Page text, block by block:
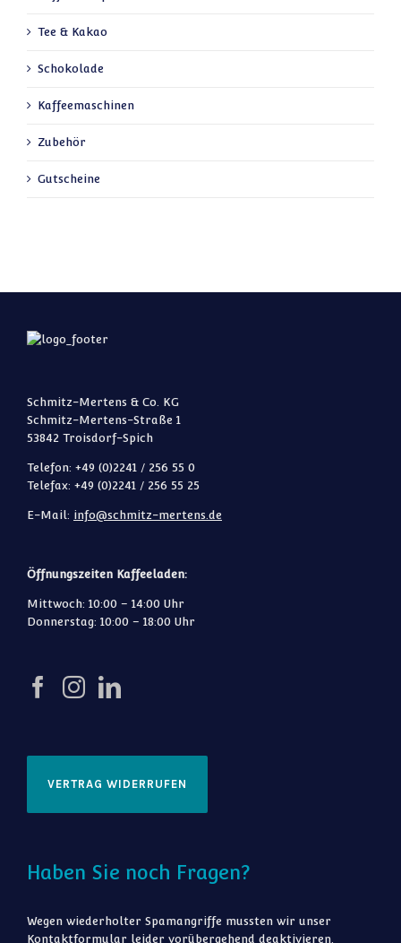
Tee & Kakao
Schokolade
Kaffeemaschinen
Zubehör
Gutscheine
Schmitz-Mertens & Co. KG
Schmitz-Mertens-Straße 1
53842 Troisdorf-Spich
Telefon: +49 (0)2241 / 256 55 0
Telefax: +49 (0)2241 / 256 55 25
E-Mail: info@schmitz-mertens.de
Öffnungszeiten Kaffeeladen:
Mittwoch: 10:00 – 14:00 Uhr
Donnerstag: 10:00 – 18:00 Uhr
VERTRAG WIDERRUFEN
Haben Sie noch Fragen?
Wegen wiederholter Spamangriffe mussten wir unser
Kontaktformular leider vorübergehend deaktivieren.